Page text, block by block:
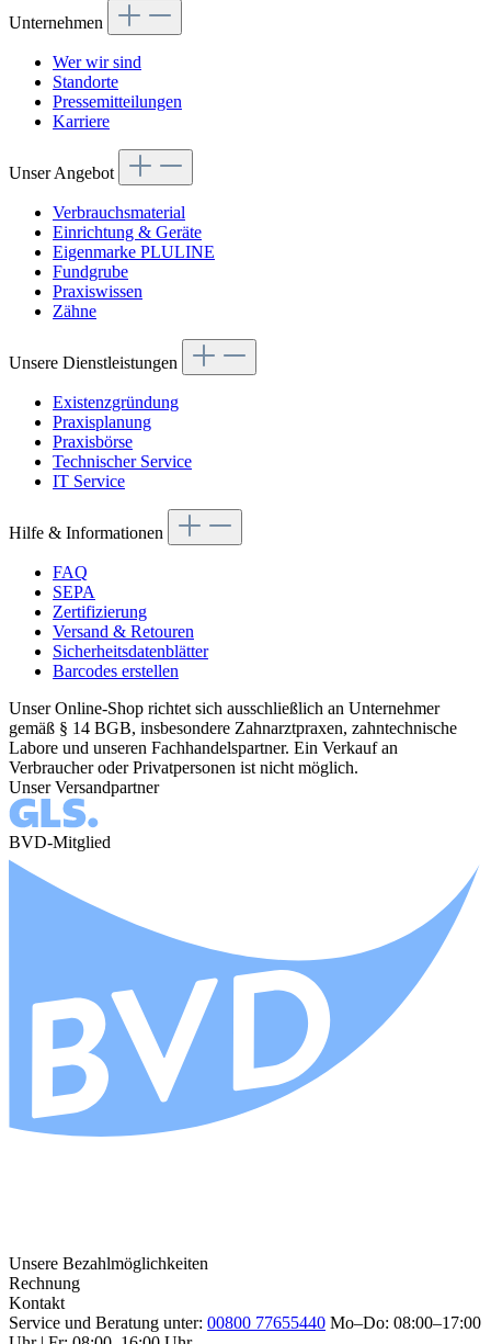
Unternehmen
Wer wir sind
Standorte
Pressemitteilungen
Karriere
Unser Angebot
Verbrauchsmaterial
Einrichtung & Geräte
Eigenmarke PLULINE
Fundgrube
Praxiswissen
Zähne
Unsere Dienstleistungen
Existenzgründung
Praxisplanung
Praxisbörse
Technischer Service
IT Service
Hilfe & Informationen
FAQ
SEPA
Zertifizierung
Versand & Retouren
Sicherheitsdatenblätter
Barcodes erstellen
Unser Online-Shop richtet sich ausschließlich an Unternehmer
gemäß § 14 BGB, insbesondere Zahnarztpraxen, zahntechnische
Labore und unseren Fachhandelspartner. Ein Verkauf an
Verbraucher oder Privatpersonen ist nicht möglich.
Unser Versandpartner
BVD-Mitglied
Unsere Bezahlmöglichkeiten
Rechnung
Kontakt
Service und Beratung unter: 00800 77655440 Mo–Do: 08:00–17:00